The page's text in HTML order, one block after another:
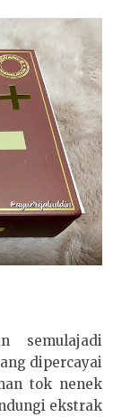
semulajadi
dipercayai
tok nenek
ekstrak